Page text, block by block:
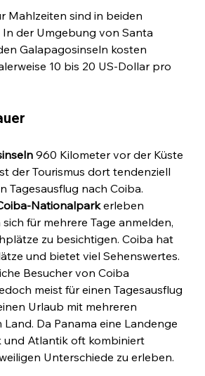
Mahlzeiten sind in beiden
der Umgebung von Santa
Galapagosinseln kosten
10 bis 20 US-Dollar pro
960 Kilometer vor der Küste
der Tourismus dort tendenziell
Tagesausflug nach Coiba.
Nationalpark erleben
für mehrere Tage anmelden,
zu besichtigen. Coiba hat
und bietet viel Sehenswertes.
Besucher von Coiba
meist für einen Tagesausflug
Urlaub mit mehreren
Da Panama eine Landenge
und Atlantik oft kombiniert
Unterschiede zu erleben.